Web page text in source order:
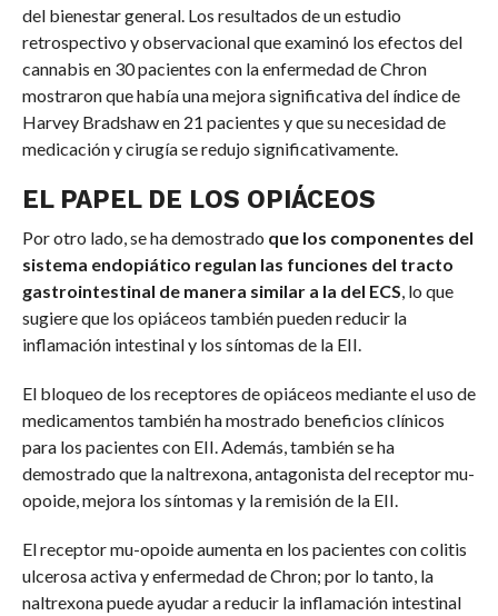
del bienestar general. Los resultados de un estudio
retrospectivo y observacional que examinó los efectos del
cannabis en 30 pacientes con la enfermedad de Chron
mostraron que había una mejora significativa del índice de
Harvey Bradshaw en 21 pacientes y que su necesidad de
medicación y cirugía se redujo significativamente.
EL PAPEL DE LOS OPIÁCEOS
Por otro lado, se ha demostrado que los componentes del
sistema endopiático regulan las funciones del tracto
gastrointestinal de manera similar a la del ECS , lo que
sugiere que los opiáceos también pueden reducir la
inflamación intestinal y los síntomas de la EII.
El bloqueo de los receptores de opiáceos mediante el uso de
medicamentos también ha mostrado beneficios clínicos
para los pacientes con EII. Además, también se ha
demostrado que la naltrexona, antagonista del receptor mu-
opoide, mejora los síntomas y la remisión de la EII.
El receptor mu-opoide aumenta en los pacientes con colitis
ulcerosa activa y enfermedad de Chron; por lo tanto, la
naltrexona puede ayudar a reducir la inflamación intestinal